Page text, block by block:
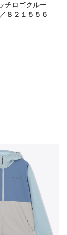
チロゴクルー
８２１５５６